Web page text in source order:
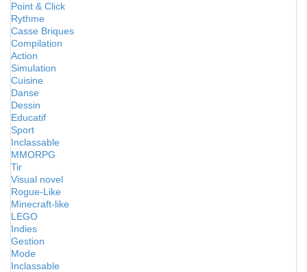
Point & Click
Rythme
Casse Briques
Compilation
Action
Simulation
Cuisine
Danse
Dessin
Educatif
Sport
Inclassable
MMORPG
Tir
Visual novel
Rogue-Like
Minecraft-like
LEGO
Indies
Gestion
Mode
Inclassable